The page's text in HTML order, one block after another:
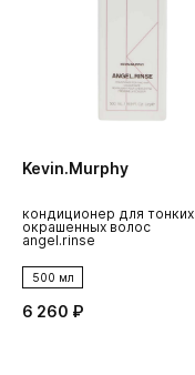
Kevin.Murphy
кондиционер для тонких
окрашенных волос
angel.rinse
500 мл
6 260 ₽